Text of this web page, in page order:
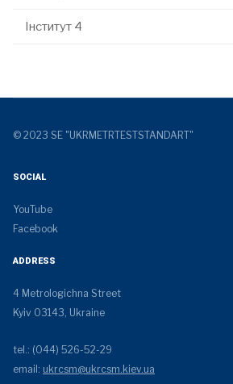
Інститут 4
© 2023 SE "UKRMETRTESTSTANDART"
SOCIAL
YouTube
Facebook
ADDRESS
4 Metrologichna Street
Kyiv 03143, Ukraine
tel.: (044) 526-52-29
email: ukrcsm@ukrcsm.kiev.ua